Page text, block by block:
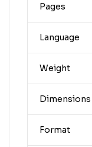
Pages
Language
Weight
Dimensions
Format